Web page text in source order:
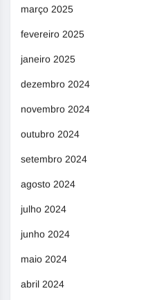
março 2025
fevereiro 2025
janeiro 2025
dezembro 2024
novembro 2024
outubro 2024
setembro 2024
agosto 2024
julho 2024
junho 2024
maio 2024
abril 2024